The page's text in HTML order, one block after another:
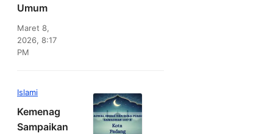
Umum
Maret 8,
2026, 8:17
PM
Islami
Kemenag
Sampaikan